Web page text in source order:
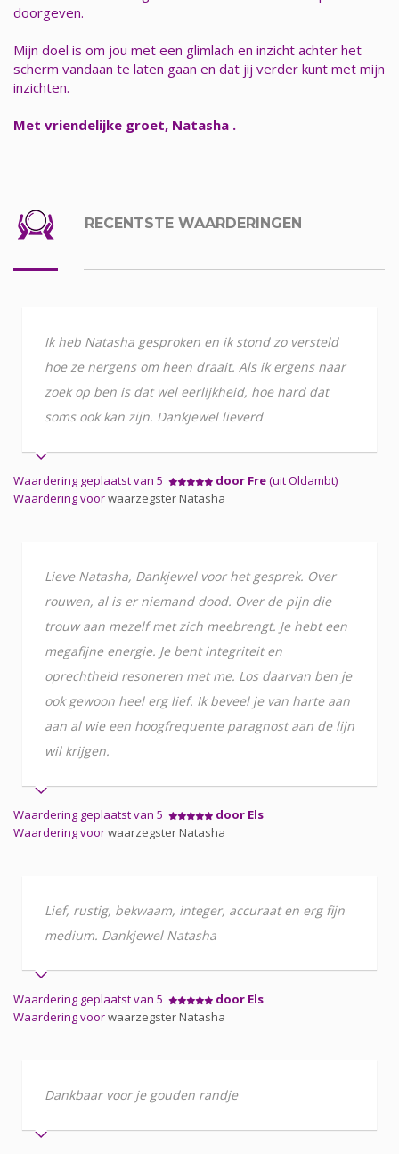
doorgeven.
Mijn doel is om jou met een glimlach en inzicht achter het
scherm vandaan te laten gaan en dat jij verder kunt met mijn
inzichten.
Met vriendelijke groet, Natasha .
RECENTSTE WAARDERINGEN
Ik heb Natasha gesproken en ik stond zo versteld
hoe ze nergens om heen draait. Als ik ergens naar
zoek op ben is dat wel eerlijkheid, hoe hard dat
soms ook kan zijn. Dankjewel lieverd
Waardering geplaatst van 5 door Fre(uit Oldambt)
Waardering voorwaarzegster Natasha
Lieve Natasha, Dankjewel voor het gesprek. Over
rouwen, al is er niemand dood. Over de pijn die
trouw aan mezelf met zich meebrengt. Je hebt een
megafijne energie. Je bent integriteit en
oprechtheid resoneren met me. Los daarvan ben je
ook gewoon heel erg lief. Ik beveel je van harte aan
aan al wie een hoogfrequente paragnost aan de lijn
wil krijgen.
Waardering geplaatst van 5
door Els
Waardering voorwaarzegster Natasha
Lief, rustig, bekwaam, integer, accuraat en erg fijn
medium. Dankjewel Natasha
Waardering geplaatst van 5
door Els
Waardering voorwaarzegster Natasha
Dankbaar voor je gouden randje